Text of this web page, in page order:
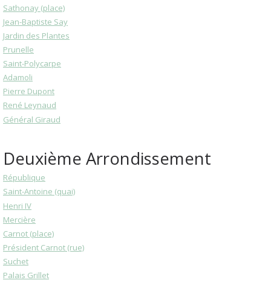
Sathonay (place)
Jean-Baptiste Say
Jardin des Plantes
Prunelle
Saint-Polycarpe
Adamoli
Pierre Dupont
René Leynaud
Général Giraud
Deuxième Arrondissement
République
Saint-Antoine (quai)
Henri IV
Mercière
Carnot (place)
Président Carnot (rue)
Suchet
Palais Grillet